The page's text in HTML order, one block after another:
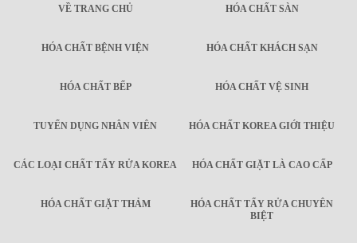
VỀ TRANG CHỦ HÓA CHẤT SÀN
HÓA CHẤT BỆNH VIỆN HÓA CHẤT KHÁCH SẠN
HÓA CHẤT BẾP HÓA CHẤT VỆ SINH
TUYỂN DỤNG NHÂN VIÊN HÓA CHẤT KOREA GIỚI THIỆU
CÁC LOẠI CHẤT TẨY RỬA KOREA HÓA CHẤT GIẶT LÀ CAO CẤP
HÓA CHẤT GIẶT THẢM
HÓA CHẤT TẨY RỬA CHUYÊN
BIỆT